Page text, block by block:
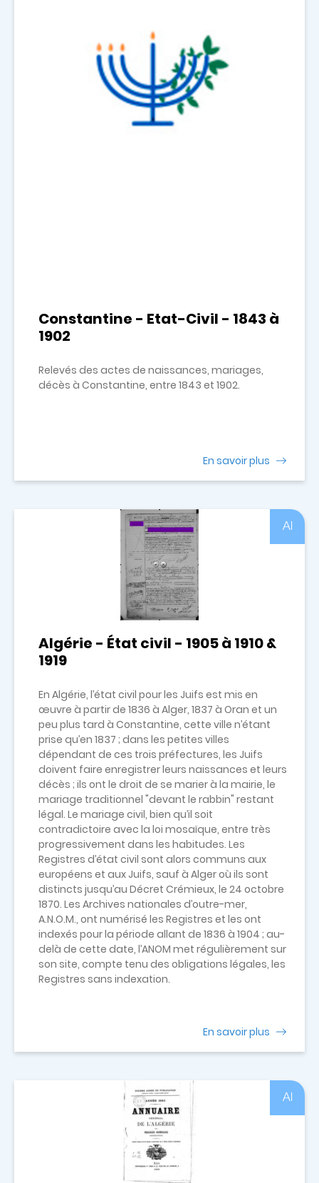
Constantine - Etat-Civil - 1843 à
1902
Relevés des actes de naissances, mariages,
décès à Constantine, entre 1843 et 1902.
En savoir plus
Al
Algérie - État civil - 1905 à 1910 &
1919
En Algérie, l’état civil pour les Juifs est mis en
œuvre à partir de 1836 à Alger, 1837 à Oran et un
peu plus tard à Constantine, cette ville n’étant
prise qu’en 1837 ; dans les petites villes
dépendant de ces trois préfectures, les Juifs
doivent faire enregistrer leurs naissances et leurs
décès ; ils ont le droit de se marier à la mairie, le
mariage traditionnel "devant le rabbin" restant
légal. Le mariage civil, bien qu’il soit
contradictoire avec la loi mosaïque, entre très
progressivement dans les habitudes. Les
Registres d’état civil sont alors communs aux
européens et aux Juifs, sauf à Alger où ils sont
distincts jusqu’au Décret Crémieux, le 24 octobre
1870. Les Archives nationales d’outre-mer,
A.N.O.M., ont numérisé les Registres et les ont
indexés pour la période allant de 1836 à 1904 ; au-
delà de cette date, l’ANOM met régulièrement sur
son site, compte tenu des obligations légales, les
Registres sans indexation.
En savoir plus
Al